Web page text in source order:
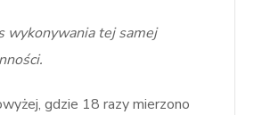
wykonywania tej samej
gdzie 18 razy mierzono